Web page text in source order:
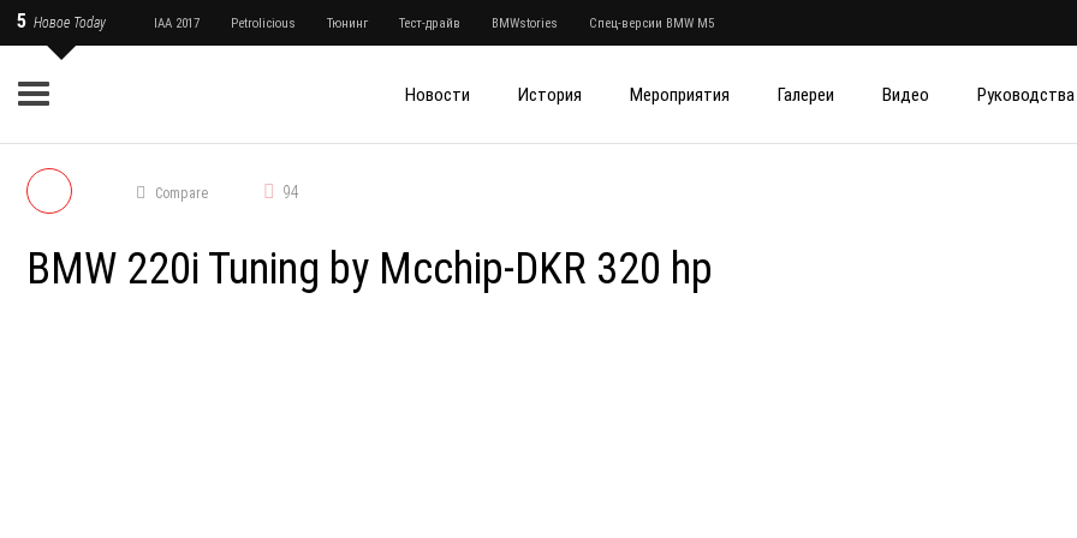
5 Новое Today IAA 2017 Petrolicious Тюнинг Тест-драйв BMWstories Спец-версии BMW M5
Новости История Мероприятия Галереи Видео Руководства
Compare 94
BMW 220i Tuning by Mcchip-DKR 320 hp